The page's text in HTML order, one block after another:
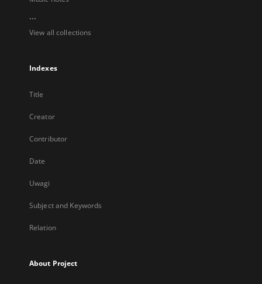
...
View all collections
Indexes
Title
Creator
Contributor
Date
Uwagi
Subject and Keywords
Relation
About Project